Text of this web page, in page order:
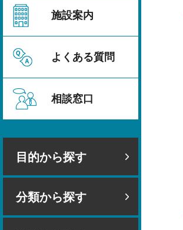
施設案内
よくある質問
相談窓口
目的から探す
分類から探す